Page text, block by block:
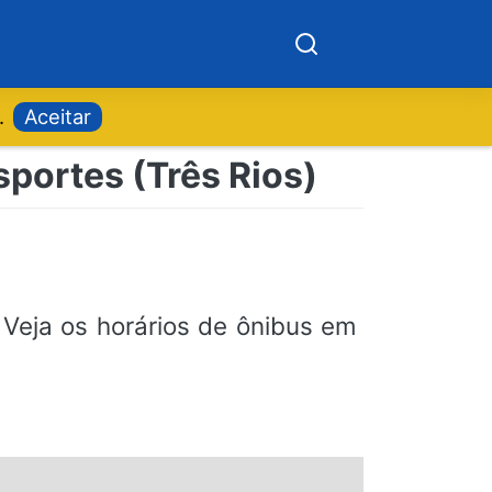
. Aceitar
(Três Rios)
os horários de ônibus em